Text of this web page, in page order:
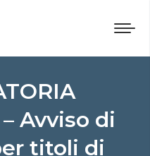
Avviso di
titoli di